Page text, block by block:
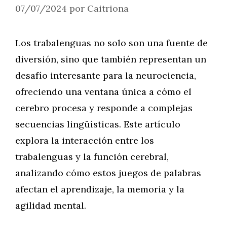
07/07/2024 por Caitriona
Los trabalenguas no solo son una fuente de
diversión, sino que también representan un
desafío interesante para la neurociencia,
ofreciendo una ventana única a cómo el
cerebro procesa y responde a complejas
secuencias lingüísticas. Este artículo
explora la interacción entre los
trabalenguas y la función cerebral,
analizando cómo estos juegos de palabras
afectan el aprendizaje, la memoria y la
agilidad mental.